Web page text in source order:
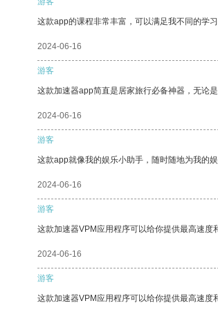
这款app的课程非常丰富，可以满足我不同的学
2024-06-16
游客
这款加速器app简直是居家旅行必备神器，无论
2024-06-16
游客
这款app就像我的娱乐小助手，随时随地为我的娱
2024-06-16
游客
这款加速器VPM应用程序可以给你提供最高速度
2024-06-16
游客
这款加速器VPM应用程序可以给你提供最高速度